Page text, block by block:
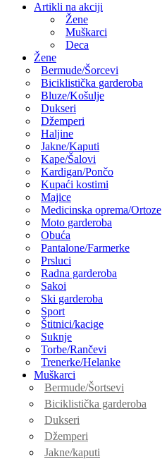
Artikli na akciji
Žene
Muškarci
Deca
Žene
Bermude/Šorcevi
Biciklistička garderoba
Bluze/Košulje
Dukseri
Džemperi
Haljine
Jakne/Kaputi
Kape/Šalovi
Kardigan/Pončo
Kupaći kostimi
Majice
Medicinska oprema/Ortoze
Moto garderoba
Obuća
Pantalone/Farmerke
Prsluci
Radna garderoba
Sakoi
Ski garderoba
Sport
Štitnici/kacige
Suknje
Torbe/Rančevi
Trenerke/Helanke
Muškarci
Bermude/Šortsevi
Biciklistička garderoba
Dukseri
Džemperi
Jakne/kaputi